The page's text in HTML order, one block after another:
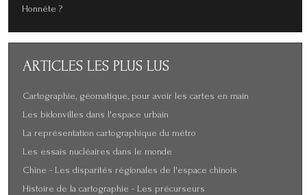
Honnête ?
ARTICLES LES PLUS LUS
Cartographie, géomatique, pour avoir les cartes en main
Les bidonvilles dans l'espace urbain
La représentation cartographique du métro
Les essais nucléaires dans le monde
Chine - Les disparités régionales de l'espace chinois
Histoire de la cartographie - Les précurseurs